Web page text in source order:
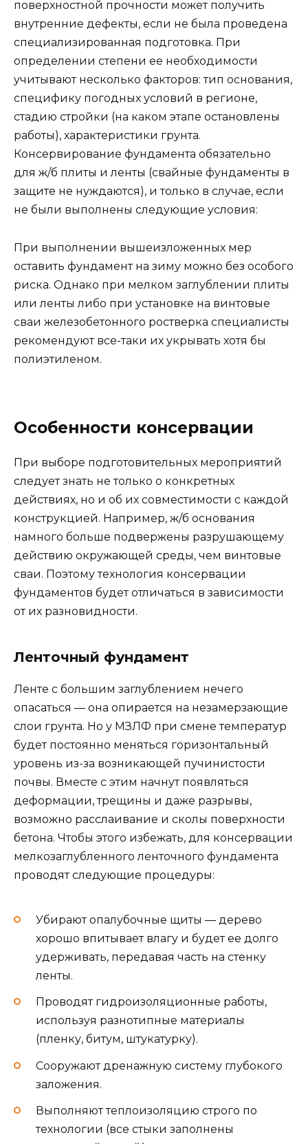
поверхностной прочности может получить
внутренние дефекты, если не была проведена
специализированная подготовка. При
определении степени ее необходимости
учитывают несколько факторов: тип основания,
специфику погодных условий в регионе,
стадию стройки (на каком этапе остановлены
работы), характеристики грунта.
Консервирование фундамента обязательно
для ж/б плиты и ленты (свайные фундаменты в
защите не нуждаются), и только в случае, если
не были выполнены следующие условия:
При выполнении вышеизложенных мер
оставить фундамент на зиму можно без особого
риска. Однако при мелком заглублении плиты
или ленты либо при установке на винтовые
сваи железобетонного ростверка специалисты
рекомендуют все-таки их укрывать хотя бы
полиэтиленом.
Особенности консервации
При выборе подготовительных мероприятий
следует знать не только о конкретных
действиях, но и об их совместимости с каждой
конструкцией. Например, ж/б основания
намного больше подвержены разрушающему
действию окружающей среды, чем винтовые
сваи. Поэтому технология консервации
фундаментов будет отличаться в зависимости
от их разновидности.
Ленточный фундамент
Ленте с большим заглублением нечего
опасаться — она опирается на незамерзающие
слои грунта. Но у МЗЛФ при смене температур
будет постоянно меняться горизонтальный
уровень из-за возникающей пучинистости
почвы. Вместе с этим начнут появляться
деформации, трещины и даже разрывы,
возможно расслаивание и сколы поверхности
бетона. Чтобы этого избежать, для консервации
мелкозаглубленного ленточного фундамента
проводят следующие процедуры:
Убирают опалубочные щиты — дерево
хорошо впитывает влагу и будет ее долго
удерживать, передавая часть на стенку
ленты.
Проводят гидроизоляционные работы,
используя разнотипные материалы
(пленку, битум, штукатурку).
Сооружают дренажную систему глубокого
заложения.
Выполняют теплоизоляцию строго по
технологии (все стыки заполнены